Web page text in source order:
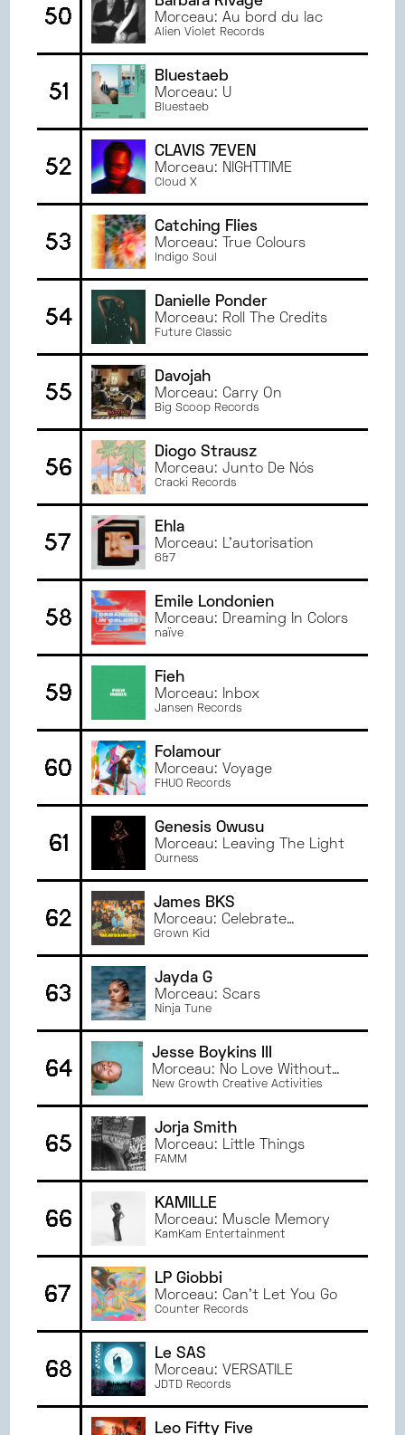
50 Morceau: Au bord du lac
Alien Violet Records
51
Bluestaeb
Morceau: U
Bluestaeb
52
CLAVIS 7EVEN
Morceau: NIGHTTIME
Cloud X
53
Catching Flies
Morceau: True Colours
Indigo Soul
54
Danielle Ponder
Morceau: Roll The Credits
Future Classic
55
Davojah
Morceau: Carry On
Big Scoop Records
56
Diogo Strausz
Morceau: Junto De Nós
Cracki Records
57
Ehla
Morceau: L'autorisation
6&7
58
Emile Londonien
Morceau: Dreaming In Colors
naïve
59
Fieh
Morceau: Inbox
Jansen Records
60
Folamour
Morceau: Voyage
FHUO Records
61
Genesis Owusu
Morceau: Leaving The Light
Ourness
62
James BKS
Morceau: Celebrate
Blessings
Grown Kid
63
Jayda G
Morceau: Scars
Ninja Tune
64
Jesse Boykins III
Morceau: No Love Without
You
New Growth Creative Activities
65
Jorja Smith
Morceau: Little Things
FAMM
66
KAMILLE
Morceau: Muscle Memory
KamKam Entertainment
67
LP Giobbi
Morceau: Can’t Let You Go
Counter Records
68
Le SAS
Morceau: VERSATILE
JDTD Records
Leo Fifty Five